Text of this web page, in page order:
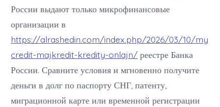
России выдают только микрофинансовые
организации в
https://alrashedin.com/index.php/2026/03/10/my
credit-majkredit-kredity-onlajn/ реестре Банка
России. Сравните условия и мгновенно получите
деньги в долг по паспорту СНГ, патенту,
миграционной карте или временной регистрации